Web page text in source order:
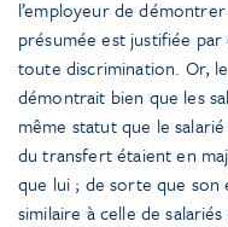
l’employeur de
présumée est justifiée
toute discrimination. Or,
démontrait bien que les
même statut que le
du transfert étaient en
que lui ; de sorte que
similaire à celle de